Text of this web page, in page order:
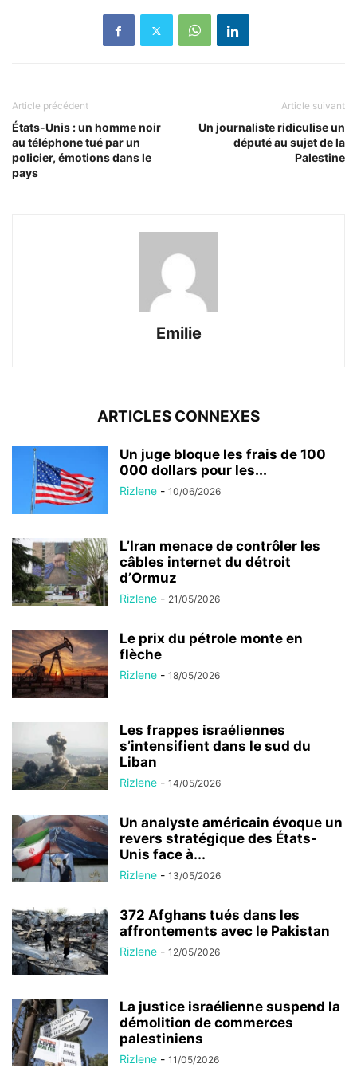
Article précédent
États-Unis : un homme noir
au téléphone tué par un
policier, émotions dans le
pays
Article suivant
Un journaliste ridiculise un
député au sujet de la
Palestine
Emilie
ARTICLES CONNEXES
Un juge bloque les frais de 100
000 dollars pour les...
Rizlene - 10/06/2026
L’Iran menace de contrôler les
câbles internet du détroit
d’Ormuz
Rizlene - 21/05/2026
Le prix du pétrole monte en
flèche
Rizlene - 18/05/2026
Les frappes israéliennes
s’intensifient dans le sud du
Liban
Rizlene - 14/05/2026
Un analyste américain évoque un
revers stratégique des États-
Unis face à...
Rizlene - 13/05/2026
372 Afghans tués dans les
affrontements avec le Pakistan
Rizlene - 12/05/2026
La justice israélienne suspend la
démolition de commerces
palestiniens
Rizlene - 11/05/2026